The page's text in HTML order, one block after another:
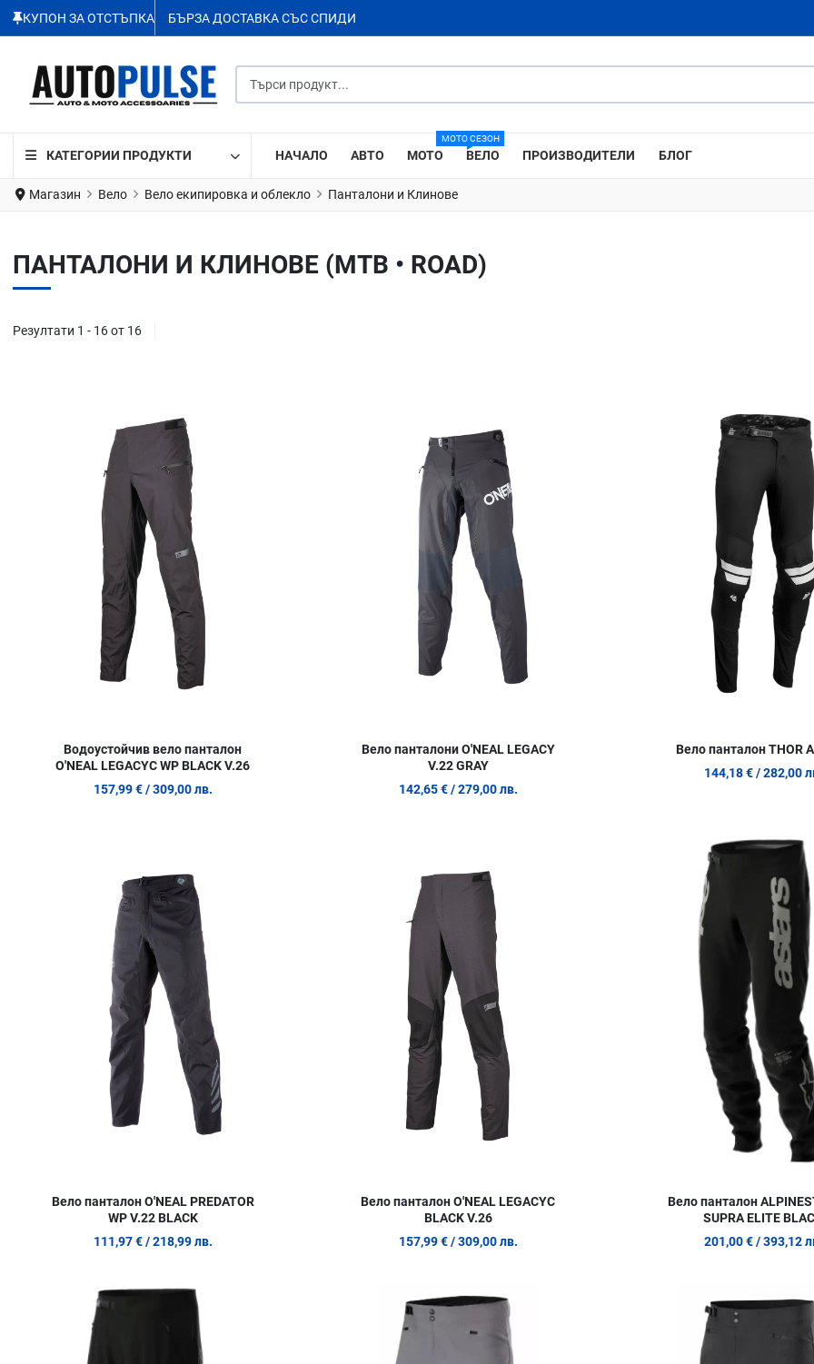
КУПОН ЗА ОТСТЪПКА БЪРЗА ДОСТАВКА СЪС СПИДИ
КАТЕГОРИИ ПРОДУКТИ НАЧАЛО АВТО МОТО
МОТО СЕЗОН
ВЕЛО ПРОИЗВОДИТЕЛИ БЛОГ
Магазин Вело Вело екипировка и облекло Панталони и Клинове
ПАНТАЛОНИ И КЛИНОВЕ (MTB • ROAD)
Резултати 1 - 16 от 16
Водоустойчив вело панталон
O'NEAL LEGACYC WP BLACK V.26
157,99 € / 309,00 лв.
Вело панталони O'NEAL LEGACY
V.22 GRAY
142,65 € / 279,00 лв.
Вело панталон THOR
144,18 € / 282,00
Вело панталон O'NEAL PREDATOR
WP V.22 BLACK
111,97 € / 218,99 лв.
Вело панталон O'NEAL LEGACYC
BLACK V.26
157,99 € / 309,00 лв.
Вело панталон
SUPRA ELITE
201,00 € / 393,12